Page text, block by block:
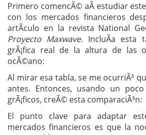
Primero comencÃ© aÂ estudiar
con los mercados financieros
artÃ­culo en la revista National
Proyecto Maxwave. IncluÃ­a esta
grÃ¡fica real de la altura de las
ocÃ©ano:
Al mirar esa tabla, se me ocurriÃ³
antes. Entonces, usando un
grÃ¡ficos, creÃ© esta comparaciÃ³n:
El punto clave para adaptar
mercados financieros es que la